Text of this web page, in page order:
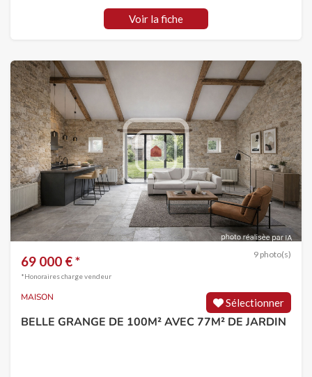
Voir la fiche
9 photo(s)
69 000 € *
*Honoraires charge vendeur
Sélectionner
MAISON
BELLE GRANGE DE 100M² AVEC 77M² DE JARDIN